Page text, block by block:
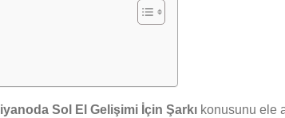
Sol El Gelişimi İçin Şarkıkonusunu ele